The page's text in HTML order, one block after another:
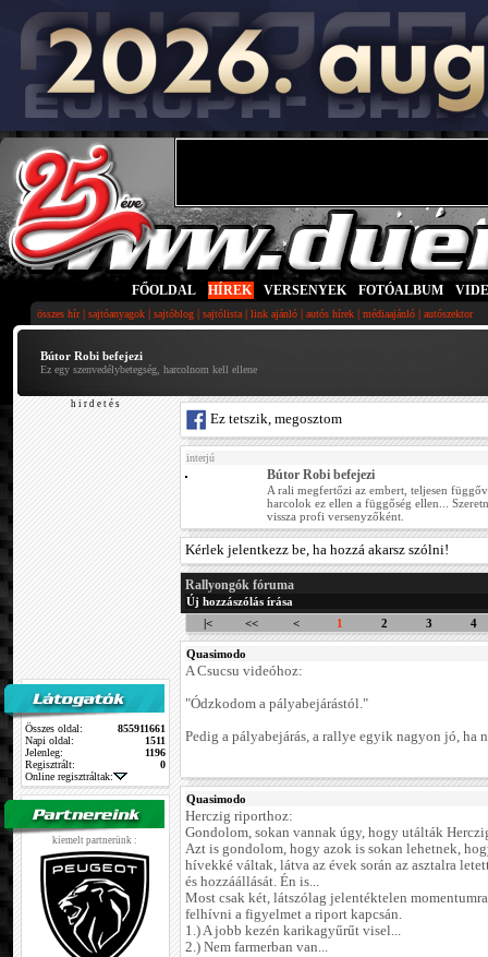
FŐOLDAL HÍREK VERSENYEK FOTÓALBUM
összes hír| sajtóanyagok | sajtóblog | sajtólista | link ajánló | autós hírek | médiaajánló | autószektor
Bútor Robi befejezi
Ez egy szenvedélybetegség, harcolnom kell ellene
h i r d e t é s
Összes oldal:
855911661
Napi oldal:
1511
Jelenleg:
1196
Regisztrált:
0
Online regisztráltak:
kiemelt partnerünk :
Ez tetszik, megosztom
interjú
Bútor Robi befejezi
A rali megfertőzi az embert, teljesen
harcolok ez ellen a függőség ellen...
vissza profi versenyzőként.
Kérlek jelentkezz be, ha hozzá akarsz szólni!
Rallyongók fóruma
Új hozzászólás írása
|<
<< < 1 2 3 4
Quasimodo
A Csucsu videóhoz:
"Ódzkodom a pályabejárástól."
Pedig a pályabejárás, a rallye egyik nagyon jó, ha
Quasimodo
Herczig riporthoz:
Gondolom, sokan vannak úgy, hogy utálták
Azt is gondolom, hogy azok is sokan lehetnek,
hívekké váltak, látva az évek során az asztalra
és hozzáállását. Én is...
Most csak két, látszólag jelentéktelen
felhívni a figyelmet a riport kapcsán.
1.) A jobb kezén karikagyűrűt visel...
2.) Nem farmerban van...